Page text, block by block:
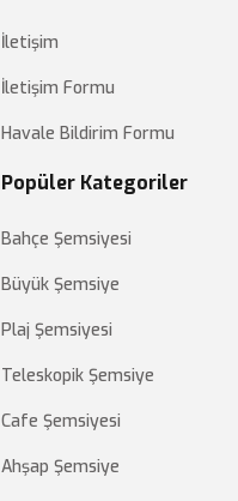
İletişim
İletişim Formu
Havale Bildirim Formu
Popüler Kategoriler
Bahçe Şemsiyesi
Büyük Şemsiye
Plaj Şemsiyesi
Teleskopik Şemsiye
Cafe Şemsiyesi
Ahşap Şemsiye